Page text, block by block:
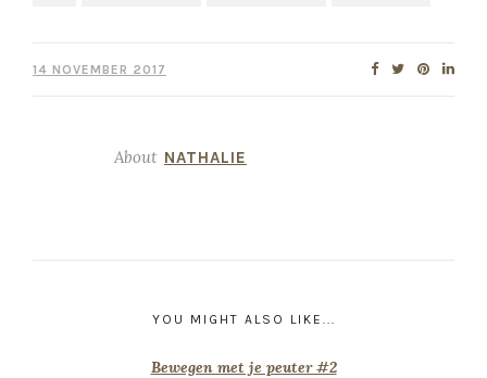
14 NOVEMBER 2017
About NATHALIE
YOU MIGHT ALSO LIKE...
Bewegen met je peuter #2